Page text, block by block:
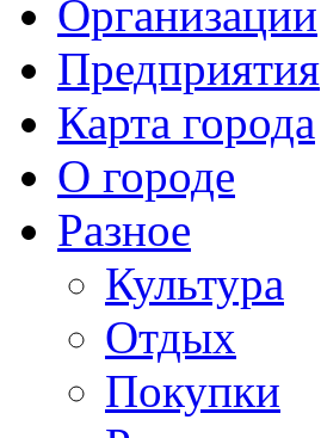
Организации
Предприятия
Карта города
О городе
Разное
Культура
Отдых
Покупки